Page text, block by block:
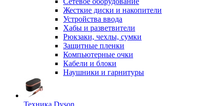
Жесткие диски и накопители
Устройства ввода
Хабы и разветвители
Рюкзаки, чехлы, сумки
Защитные пленки
Компьютерные очки
Кабели и блоки
Наушники и гарнитуры
Техника Dyson